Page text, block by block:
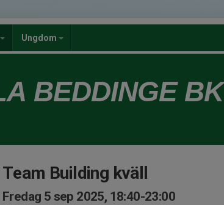
Ungdom
BEDDINGE BK
Team Building kväll
Fredag 5 sep 2025, 18:40-23:00